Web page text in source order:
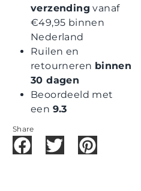
verzending vanaf
€49,95 binnen
Nederland
Ruilen en
retourneren binnen
30 dagen
Beoordeeld met
een 9.3
Share